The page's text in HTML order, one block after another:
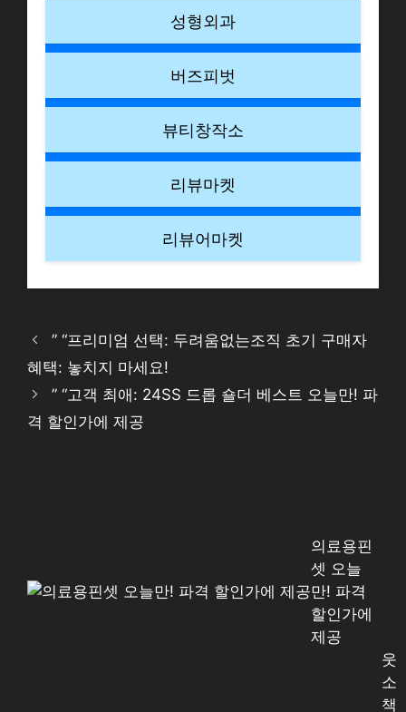
성형외과
버즈피벗
뷰티창작소
리뷰마켓
리뷰어마켓
” “프리미엄 선택: 두려움없는조직 초기 구매자
혜택: 놓치지 마세요!
” “고객 최애: 24SS 드롭 숄더 베스트 오늘만! 파
격 할인가에 제공
의료용핀
셋 오늘
만! 파격
할인가에
제공
웃
소
책